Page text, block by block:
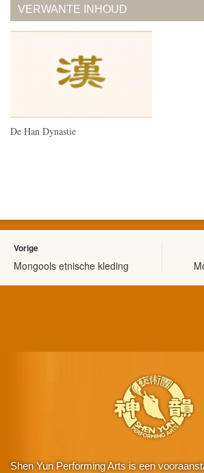
VERWANTE INHOUD
De Han Dynastie
Vorige
Mongools etnische kleding
Shen Yun Performing Arts is een